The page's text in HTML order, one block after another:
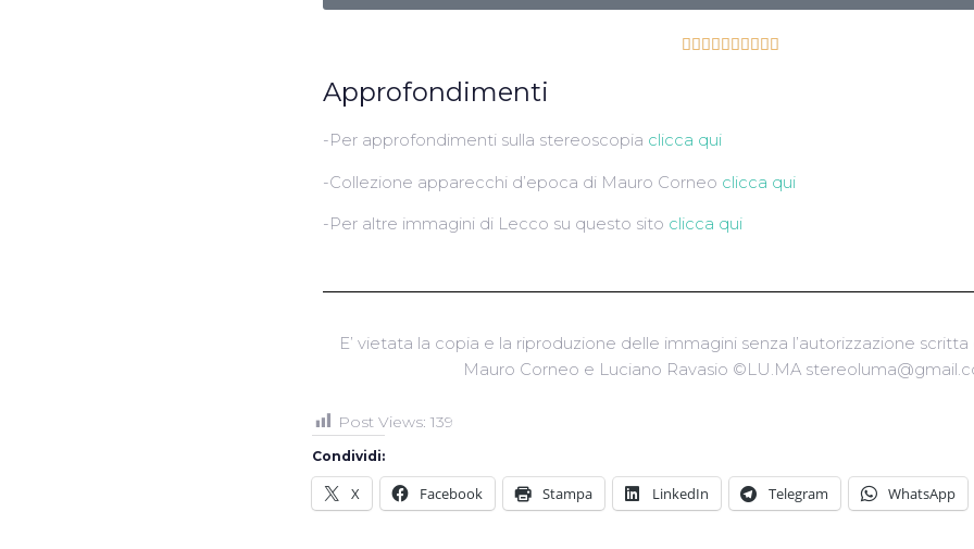
         
Approfondimenti
-Per approfondimenti sulla stereoscopia clicca qui
-Collezione apparecchi d’epoca di Mauro Corneo clicca qui
-Per altre immagini di Lecco su questo sito clicca qui
E’ vietata la copia e la riproduzione delle immagini senza l’autorizzazione
Mauro Corneo e Luciano Ravasio ©LU.MA
Post Views: 139
Condividi:
X Facebook Stampa LinkedIn Telegram WhatsApp